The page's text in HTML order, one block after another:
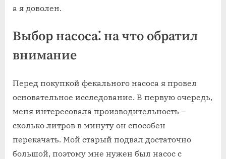
а я доволен.
Выбор насоса⁚ на что обратил
внимание
Перед покупкой фекального насоса я провел
основательное исследование. В первую очередь,
меня интересовала производительность –
сколько литров в минуту он способен
перекачать. Мой старый подвал достаточно
большой, поэтому мне нужен был насос с